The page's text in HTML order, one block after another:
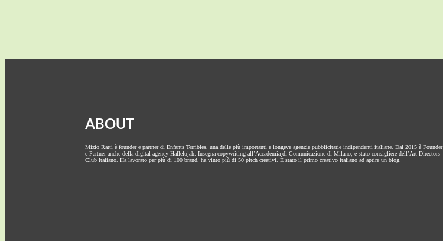
ABOUT
Mizio Ratti è founder e partner di Enfants Terribles, una delle più importanti e longeve agenzie pubblicitarie indipendenti italiane. Dal 2015 è Founder
e Partner anche della digital agency Hallelujah. Insegna copywriting all’Accademia di Comunicazione di Milano, è stato consigliere dell’Art Directors
Club Italiano. Ha lavorato per più di 100 brand, ha vinto più di 50 pitch creativi. È stato il primo creativo italiano ad aprire un blog.